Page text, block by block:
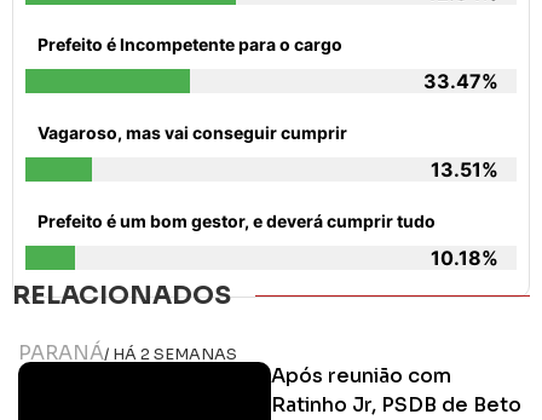
Prefeito é Incompetente para o cargo
33.47%
Vagaroso, mas vai conseguir cumprir
13.51%
Prefeito é um bom gestor, e deverá cumprir tudo
10.18%
RELACIONADOS
PARANÁ/ HÁ 2 SEMANAS
Após reunião com
Ratinho Jr, PSDB de Beto